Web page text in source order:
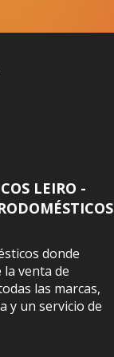
LEIRO -
donde
la venta de
las marcas,
y un servicio de